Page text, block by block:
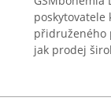
přidruženého
jak prodej